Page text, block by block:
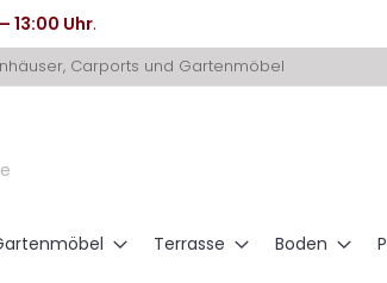
13:00 Uhr.
Carports und Gartenmöbel
Terrasse Boden